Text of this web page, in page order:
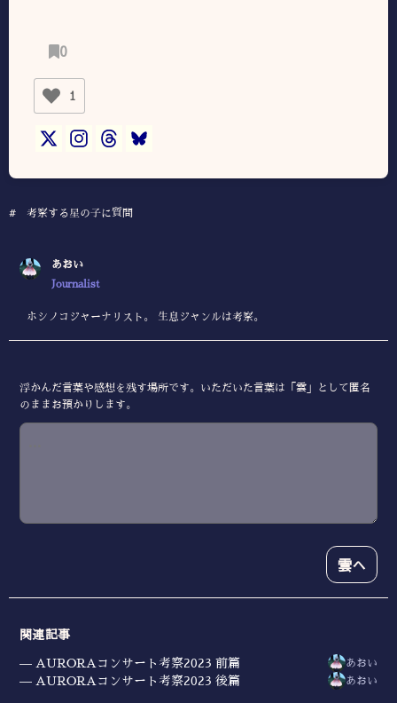
0
1
# 考察する星の子に質問
あおい
Journalist
ホシノコジャーナリスト。 生息ジャンルは考察。
浮かんだ言葉や感想を残す場所です。いただいた言葉は「雲」として匿名
のままお預かりします。
雲へ
関連記事
AURORAコンサート考察2023 前篇 あおい
AURORAコンサート考察2023 後篇 あおい